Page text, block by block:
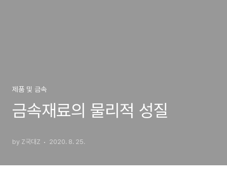
제품 및 금속
금속재료의 물리적 성질
by Z국대Z 2020. 8. 25.